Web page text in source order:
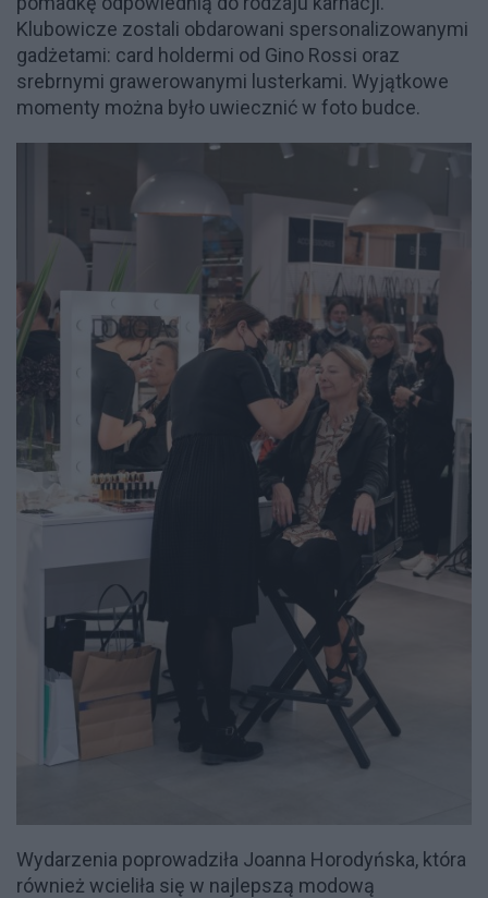
Klubowicze zostali obdarowani spersonalizowanymi
gadżetami: card holdermi od Gino Rossi oraz
srebrnymi grawerowanymi lusterkami. Wyjątkowe
momenty można było uwiecznić w foto budce.
Wydarzenia poprowadziła Joanna Horodyńska, która
również wcieliła się w najlepszą modową